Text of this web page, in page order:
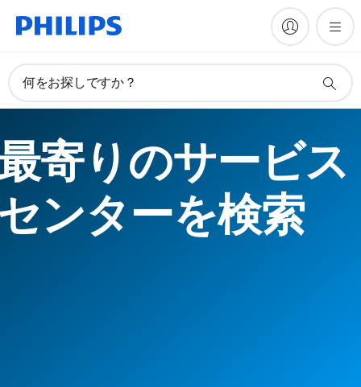
何をお探しですか？
寄りのサービス
ンターを検索